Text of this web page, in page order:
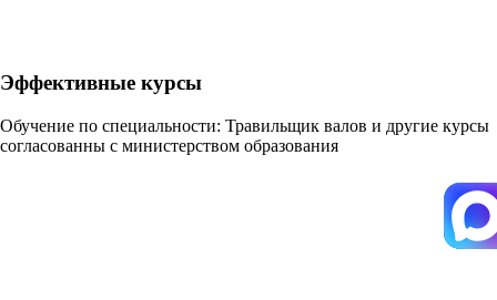
Эффективные курсы
Обучение по специальности: Травильщик валов и другие курсы
согласованны с министерством образования